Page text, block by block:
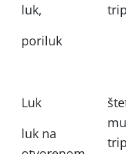
luk,
poriluk
Luk
luk na